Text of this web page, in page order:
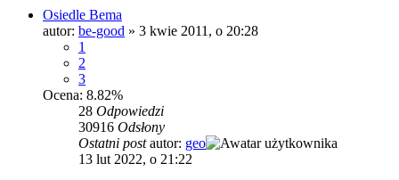
Osiedle Bema
autor: be-good » 3 kwie 2011, o 20:28
1
2
3
Ocena: 8.82%
28 Odpowiedzi
30916 Odsłony
Ostatni postautor: geo
13 lut 2022, o 21:22